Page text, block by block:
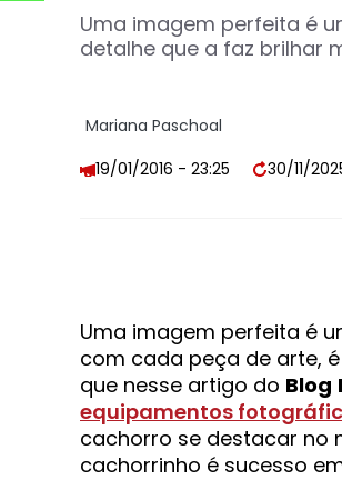
Uma imagem perfeita é
detalhe que a faz brilhar
Mariana Paschoal
19/01/2016 - 23:25
30/11/
Uma imagem perfeita é
com cada peça de arte,
que nesse artigo do Blog
equipamentos
cachorro se destacar no
cachorrinho é sucesso